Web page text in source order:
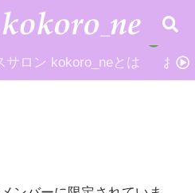
サロン kokoro_neとは お申